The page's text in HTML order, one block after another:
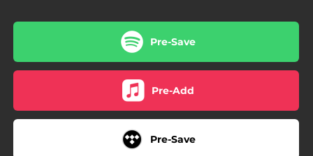
Pre-Save
Pre-Add
Pre-Save